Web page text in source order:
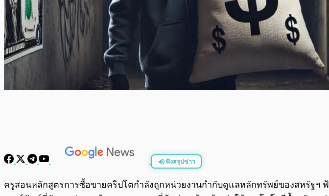
ฟังสรุปข่าว
พร้อมเล่น
ครูสอนหลักสูตรการซื้อขายคริปโตกำลังถูกหน่วยงานกำกับดูแลหลักทรัพย์ของสหรัฐฯ